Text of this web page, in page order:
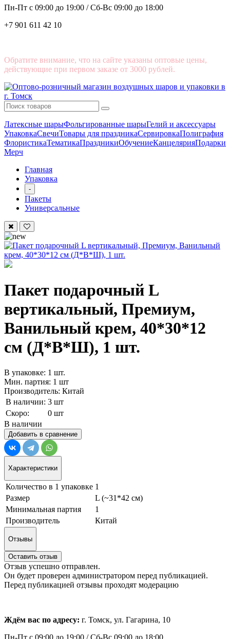
Пн-Пт с 09:00 до 19:00 /Сб-Вс 09:00 до 18:00
+7 901 611 42 10
Обратите внимание, что на сайте указаны оптовые цены,
действующие при первом заказе от 3000 рублей.
Латексные шарыФольгированные шарыГелий и аксессуары
УпаковкаСвечиТовары для праздникаСервировкаПолиграфия
ФлористикаТематикаПраздникиОбучениеКанцелярияПодарки
Мерч
Главная
Упаковка
-
Пакеты
Универсальные
Пакет подарочный L
вертикальный, Премиум,
Ванильный крем, 40*30*12
см (Д*В*Ш), 1 шт.
В упаковке: 1 шт.
Мин. партия: 1 шт
Производитель: Китай
В наличии: 3 шт
Скоро:
0 шт
В наличии
Добавить в сравнение
Характеристики
Количество в 1 упаковке 1
Размер
L (~31*42 см)
Минимальная партия
1
Производитель
Китай
Отзывы
Оставить отзыв
Отзыв успешно отправлен.
Он будет проверен администратором перед публикацией.
Перед публикацией отзывы проходят модерацию
Ждём вас по адресу: г. Томск, ул. Гагарина, 10